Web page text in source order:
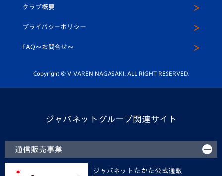
平和祈念活動
ホームタウン活動
スクール
ヴィヴィくんインスタグラム
公式LINE＠
クラブ概要
プライバシーポリシー
FAQ〜お問合せ〜
Copyright © V-VAREN NAGASAKI. ALL RIGHT RESERVED.
ジャパネットグループ関連サイト
通信販売事業
ジャパネットたかた公式通販